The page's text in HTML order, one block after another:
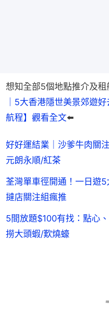
想知全部5個地點推介及
｜5大香港隱世美景郊遊
航程】觀看全文⬅️
好好運結業｜沙爹牛肉關
元朗永順/紅茶
荃灣單車徑開通！一日遊
撻店關注組瘋推
5間放題$100有找：點心
撈大頭蝦/歎燒蠔